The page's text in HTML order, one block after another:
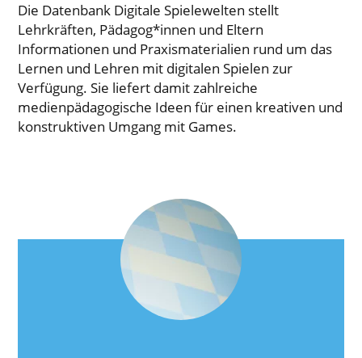
Die Datenbank Digitale Spielewelten stellt
Lehrkräften, Pädagog*innen und Eltern
Informationen und Praxismaterialien rund um das
Lernen und Lehren mit digitalen Spielen zur
Verfügung. Sie liefert damit zahlreiche
medienpädagogische Ideen für einen kreativen und
konstruktiven Umgang mit Games.